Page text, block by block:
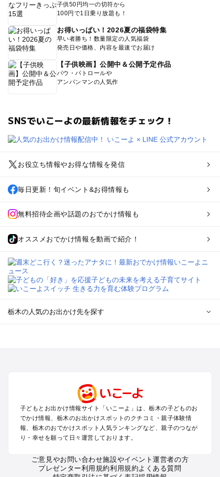
子供50円均一の切符から
100円で1日乗り放題も！
お得いっぱい！2026夏の福袋特集
早い者勝ち！数量限定の人気福袋
発売日や価格、内容を最速でお届け
【子供映画】公開中＆公開予定作品
パウ・パトロールや
アンパンマンの人気作
SNSでいこーよの最新情報をチェック！
お役立ち情報やお得な情報を発信
毎日更新！旬イベント&お得情報も
無料招待企画や話題のおでかけ情報も
オススメおでかけ情報を動画で紹介！
栃木の人気のお出かけ先を探す
小山・栃木・鹿沼周辺のプールお出かけ
熊谷・太田・足利・古河のプールお出かけ
塩原・矢板・大田原・西那須野のプールお出かけ
鬼怒川・川治・湯西川・川俣のプールお出かけ
真岡・益子・茂木・馬頭のプールお出かけ
栃木の定番お出かけスポット
栃木の遊園地
子どもとお出かけ情報サイト「いこーよ」は、栃木の子どものお
でかけ情報、栃木のお出かけスポットのクチコミ・親子体験情
報、栃木のおでかけスポット人気ランキングなど、親子のつなが
り・幸せを願って日々運営しております。
ご意見やお問い合わせ施設やイベント運営者の方
プレゼンター利用規約利用規約よくある質問